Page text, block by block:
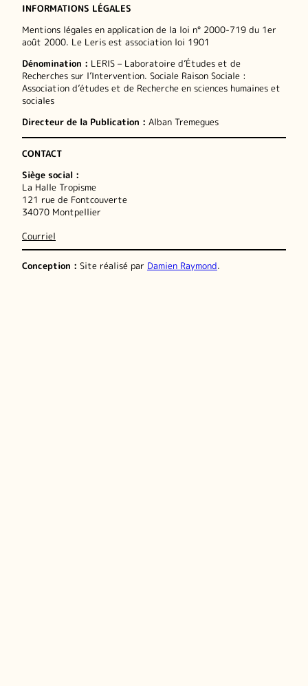
INFORMATIONS LÉGALES
Mentions légales en application de la loi n° 2000-719 du 1er
août 2000. Le Leris est association loi 1901
Dénomination : LERIS – Laboratoire d’Études et de
Recherches sur l’Intervention. Sociale Raison Sociale :
Association d’études et de Recherche en sciences humaines et
sociales
Directeur de la Publication : Alban Tremegues
CONTACT
Siège social :
La Halle Tropisme
121 rue de Fontcouverte
34070 Montpellier
Courriel
Conception : Site réalisé par Damien Raymond.